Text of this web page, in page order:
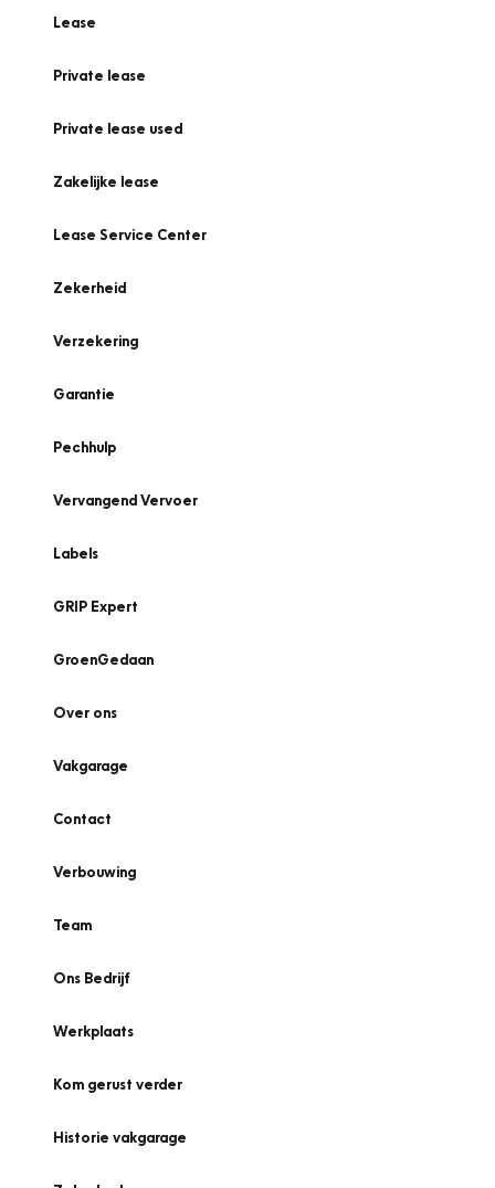
Lease
Private lease
Private lease used
Zakelijke lease
Lease Service Center
Zekerheid
Verzekering
Garantie
Pechhulp
Vervangend Vervoer
Labels
GRIP Expert
GroenGedaan
Over ons
Vakgarage
Contact
Verbouwing
Team
Ons Bedrijf
Werkplaats
Kom gerust verder
Historie vakgarage